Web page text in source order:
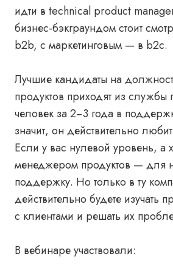
идти в technical product
бизнес-бэкграундом стоит
b2b, с маркетинговым — в b2c.
Лучшие кандидаты на
продуктов приходят из
человек за 2−3 года в
значит, он действительно
Если у вас нулевой уровень, а
менеджером продуктов — для
поддержку. Но только в ту
действительно будете изучать
с клиентами и решать их
В вебинаре участвовали: